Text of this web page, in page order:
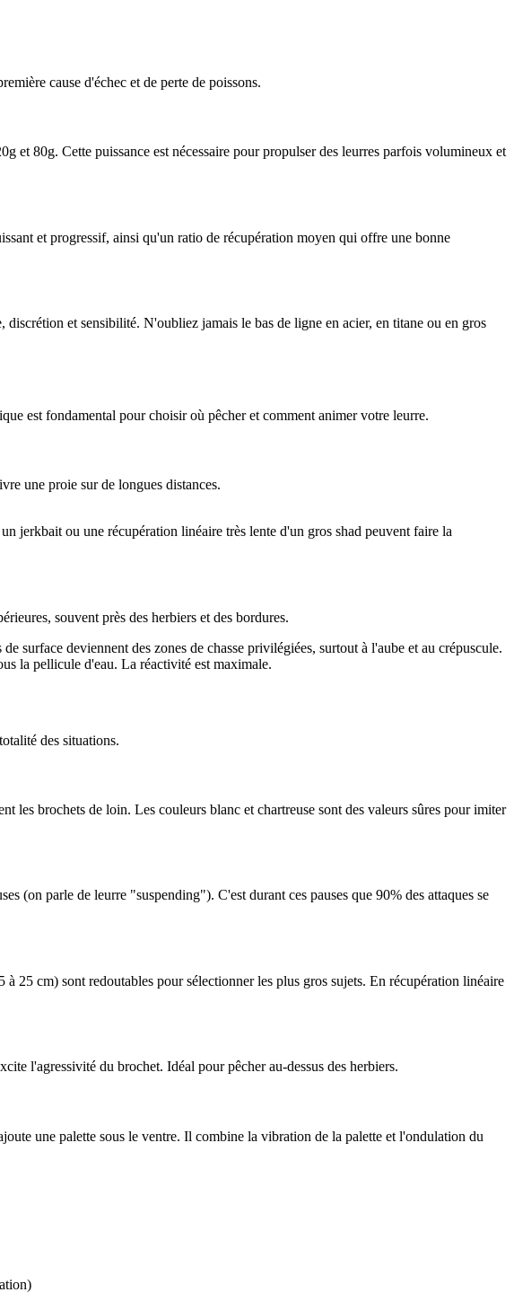
cause d'échec et de perte de poissons.
80g. Cette puissance est nécessaire pour propulser des leurres parfois volumineux et
et progressif, ainsi qu'un ratio de récupération moyen qui offre une bonne
et sensibilité. N'oubliez jamais le bas de ligne en acier, en titane ou en gros
est fondamental pour choisir où pêcher et comment animer votre leurre.
une proie sur de longues distances.
jerkbait ou une récupération linéaire très lente d'un gros shad peuvent faire la
souvent près des herbiers et des bordures.
surface deviennent des zones de chasse privilégiées, surtout à l'aube et au crépuscule.
la pellicule d'eau. La réactivité est maximale.
des situations.
les brochets de loin. Les couleurs blanc et chartreuse sont des valeurs sûres pour imiter
(on parle de leurre "suspending"). C'est durant ces pauses que 90% des attaques se
25 cm) sont redoutables pour sélectionner les plus gros sujets. En récupération linéaire
l'agressivité du brochet. Idéal pour pêcher au-dessus des herbiers.
une palette sous le ventre. Il combine la vibration de la palette et l'ondulation du